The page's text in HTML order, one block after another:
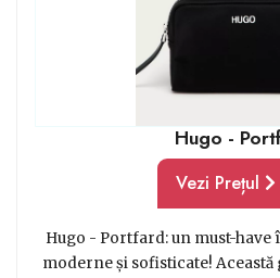
Hugo -
Vezi Prețul
Hugo - Portfard: un must-
moderne și sofisticate! Această